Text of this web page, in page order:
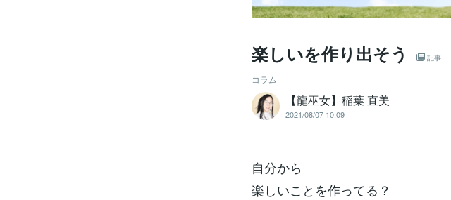
楽しいを作り出そう 記事
コラム
【龍巫女】稲葉 直美
2021/08/07 10:09
自分から
楽しいことを作ってる？